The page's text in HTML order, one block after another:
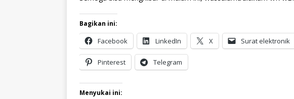
Bagikan ini:
Facebook LinkedIn X Surat elektronik
Pinterest Telegram
Menyukai ini: